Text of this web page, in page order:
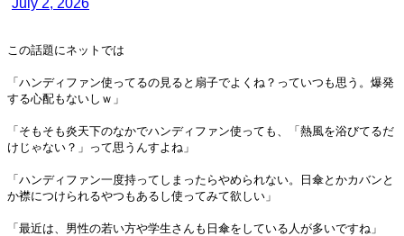
July 2, 2026
この話題にネットでは
「ハンディファン使ってるの見ると扇子でよくね？っていつも思う。爆発
する心配もないしｗ」
「そもそも炎天下のなかでハンディファン使っても、「熱風を浴びてるだ
けじゃない？」って思うんすよね」
「ハンディファン一度持ってしまったらやめられない。日傘とかカバンと
か襟につけられるやつもあるし使ってみて欲しい」
「最近は、男性の若い方や学生さんも日傘をしている人が多いですね」